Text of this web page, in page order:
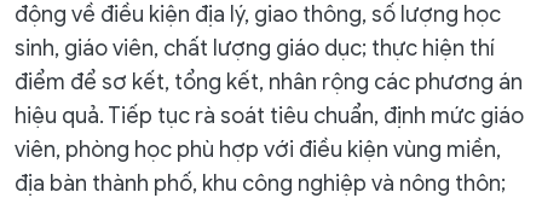
động về điều kiện địa lý, giao thông, số lượng học
sinh, giáo viên, chất lượng giáo dục; thực hiện thí
điểm để sơ kết, tổng kết, nhân rộng các phương án
hiệu quả. Tiếp tục rà soát tiêu chuẩn, định mức giáo
viên, phòng học phù hợp với điều kiện vùng miền,
địa bàn thành phố, khu công nghiệp và nông thôn;